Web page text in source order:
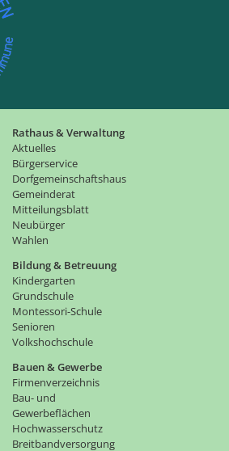
Rathaus & Verwaltung
Aktuelles
Bürgerservice
Dorfgemeinschaftshaus
Gemeinderat
Mitteilungsblatt
Neubürger
Wahlen
Bildung & Betreuung
Kindergarten
Grundschule
Montessori-Schule
Senioren
Volkshochschule
Bauen & Gewerbe
Firmenverzeichnis
Bau- und
Gewerbeflächen
Hochwasserschutz
Breitbandversorgung